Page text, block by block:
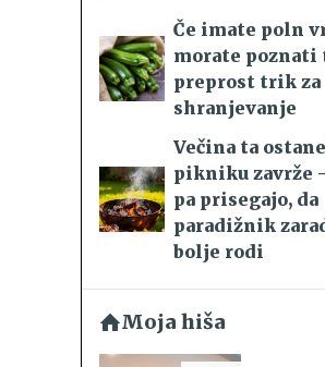
Če imate poln
morate poznati
preprost trik za
shranjevanje
Večina ta
pikniku zavrže
pa prisegajo, da
paradižnik
bolje rodi
Moja hiša